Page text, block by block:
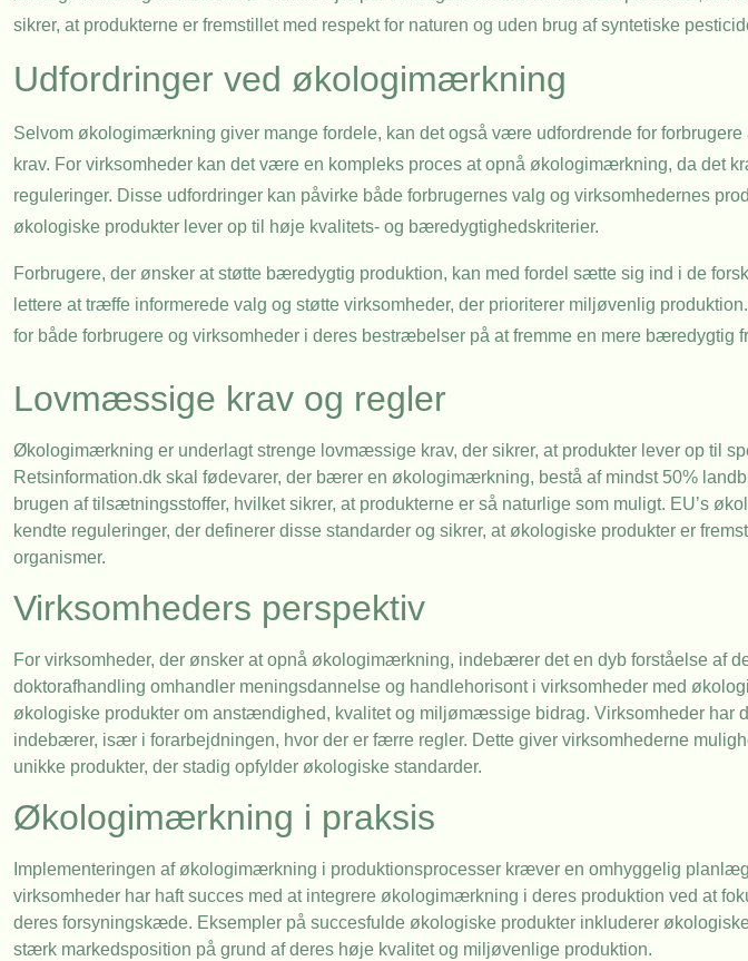
sikrer, at produkterne er fremstillet med respekt for naturen og uden brug af syntetiske
Udfordringer ved økologimærkning
Selvom økologimærkning giver mange fordele, kan det også være udfordrende for
krav. For virksomheder kan det være en kompleks proces at opnå økologimærkning, da det
reguleringer. Disse udfordringer kan påvirke både forbrugernes valg og virksomhedernes
økologiske produkter lever op til høje kvalitets- og bæredygtighedskriterier.
Forbrugere, der ønsker at støtte bæredygtig produktion, kan med fordel sætte sig ind i de
lettere at træffe informerede valg og støtte virksomheder, der prioriterer miljøvenlig
for både forbrugere og virksomheder i deres bestræbelser på at fremme en mere bæredygtig
Lovmæssige krav og regler
Økologimærkning er underlagt strenge lovmæssige krav, der sikrer, at produkter lever op til
Retsinformation.dk skal fødevarer, der bærer en økologimærkning, bestå af mindst 50%
brugen af tilsætningsstoffer, hvilket sikrer, at produkterne er så naturlige som muligt. EU’s
kendte reguleringer, der definerer disse standarder og sikrer, at økologiske produkter er
organismer.
Virksomheders perspektiv
For virksomheder, der ønsker at opnå økologimærkning, indebærer det en dyb forståelse af
doktorafhandling omhandler meningsdannelse og handlehorisont i virksomheder med
økologiske produkter om anstændighed, kvalitet og miljømæssige bidrag. Virksomheder har
indebærer, især i forarbejdningen, hvor der er færre regler. Dette giver virksomhederne
unikke produkter, der stadig opfylder økologiske standarder.
Økologimærkning i praksis
Implementeringen af økologimærkning i produktionsprocesser kræver en omhyggelig
virksomheder har haft succes med at integrere økologimærkning i deres produktion ved at
deres forsyningskæde. Eksempler på succesfulde økologiske produkter inkluderer
stærk markedsposition på grund af deres høje kvalitet og miljøvenlige produktion.